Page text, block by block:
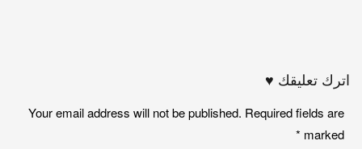
اترك تعليقك ♥
Your email address will not be published. Required fields are
marked
*